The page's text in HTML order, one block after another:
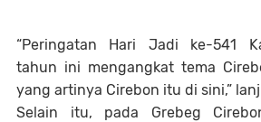
“Peringatan Hari Jadi ke-541
tahun ini mengangkat tema
yang artinya Cirebon itu di sini,”
Selain itu, pada Grebeg